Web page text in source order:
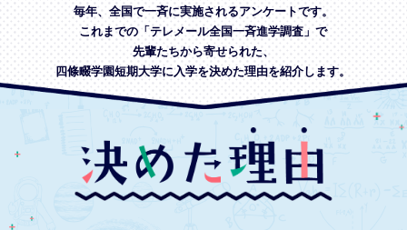
毎年、全国で一斉に実施されるアンケートです。
これまでの「テレメール全国一斉進学調査」で
先輩たちから寄せられた、
四條畷学園短期大学に入学を決めた理由を紹介します。